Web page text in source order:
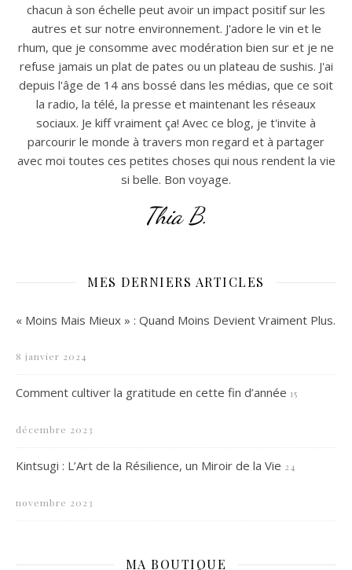
chacun à son échelle peut avoir un impact positif sur les
autres et sur notre environnement. J'adore le vin et le
rhum, que je consomme avec modération bien sur et je ne
refuse jamais un plat de pates ou un plateau de sushis. J'ai
depuis l'âge de 14 ans bossé dans les médias, que ce soit
la radio, la télé, la presse et maintenant les réseaux
sociaux. Je kiff vraiment ça! Avec ce blog, je t'invite à
parcourir le monde à travers mon regard et à partager
avec moi toutes ces petites choses qui nous rendent la vie
si belle. Bon voyage.
Thia B.
MES DERNIERS ARTICLES
« Moins Mais Mieux » : Quand Moins Devient Vraiment Plus.
8 janvier 2024
Comment cultiver la gratitude en cette fin d’année 15
décembre 2023
Kintsugi : L’Art de la Résilience, un Miroir de la Vie 24
novembre 2023
MA BOUTIQUE